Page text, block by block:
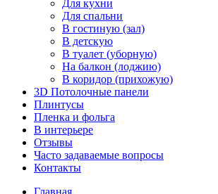
Для кухни
Для спальни
В гостиную (зал)
В детскую
В туалет (уборную)
На балкон (лоджию)
В коридор (прихожую)
3D Потолочные панели
Плинтусы
Пленка и фольга
В интерьере
Отзывы
Часто задаваемые вопросы
Контакты
Главная